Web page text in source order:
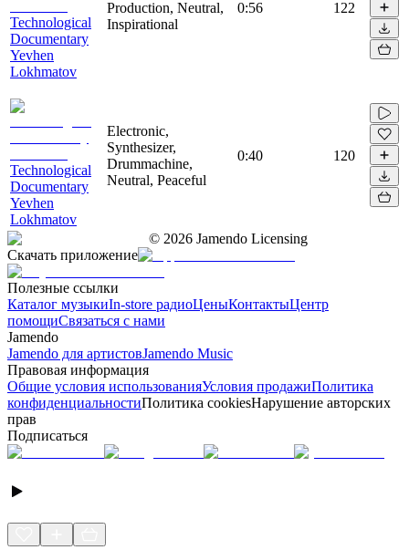
Technological
Documentary
Yevhen
Lokhmatov
Production, Neutral,
Inspirational
0:56 122
Technological
Documentary
Yevhen
Lokhmatov
Electronic,
Synthesizer,
Drummachine,
Neutral, Peaceful
0:40 120
© 2026 Jamendo Licensing
Скачать приложение
Полезные ссылки
Каталог музыкиIn-store радиоЦеныКонтактыЦентр
помощиСвязаться с нами
Jamendo
Jamendo для артистовJamendo Music
Правовая информация
Общие условия использованияУсловия продажиПолитика
конфиденциальностиПолитика cookiesНарушение авторских
прав
Подписаться